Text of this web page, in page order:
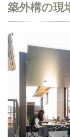
築外構の現